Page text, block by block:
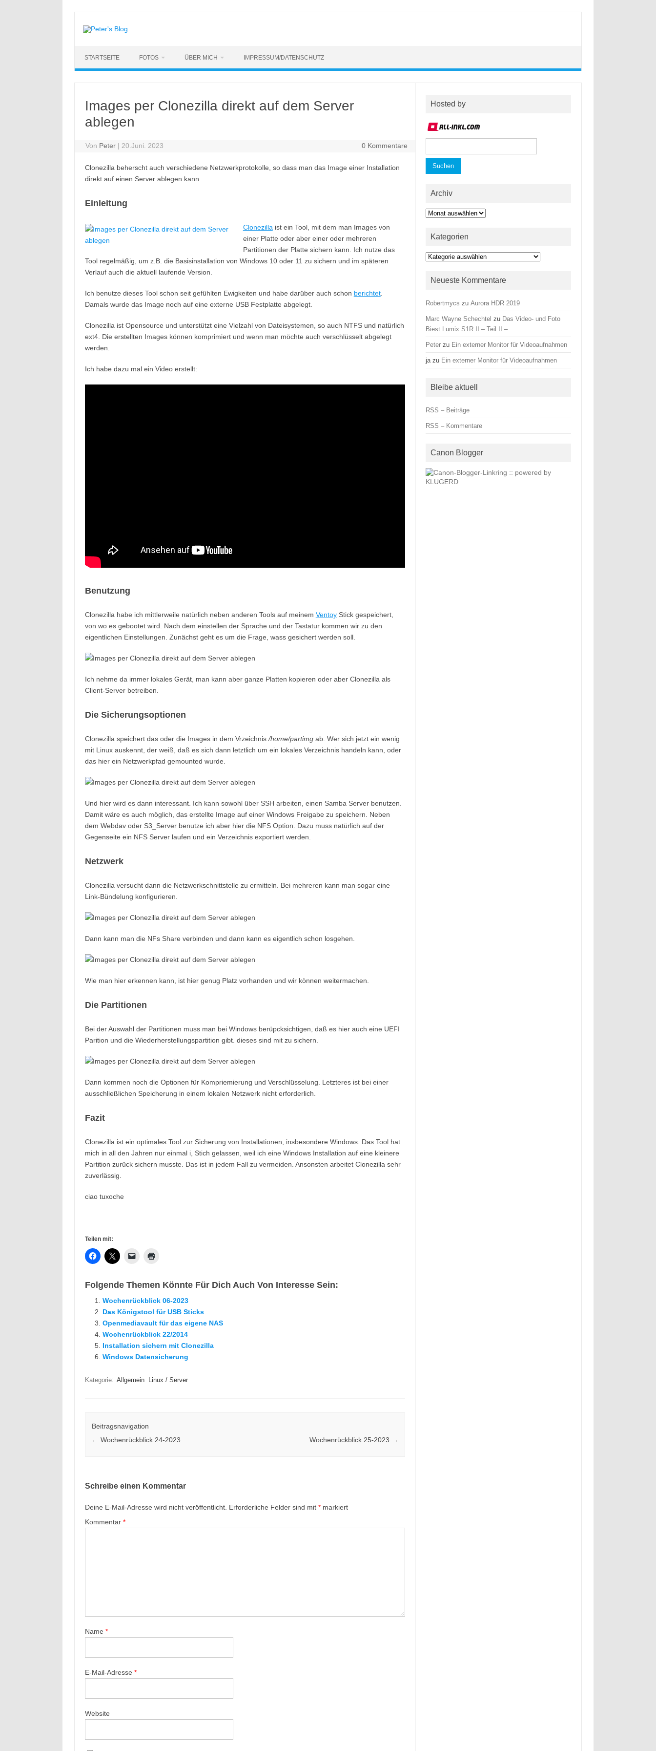
springen
STARTSEITE FOTOS ÜBER MICH IMPRESSUM/DATENSCHUTZ
Images per Clonezilla direkt auf dem Server
ablegen
Von Peter | 20.Juni. 2023 0 Kommentare
Clonezilla beherscht auch verschiedene Netzwerkprotokolle, so dass man das Image einer Installation
direkt auf einen Server ablegen kann.
Einleitung
Clonezilla ist ein Tool, mit dem man Images von
einer Platte oder aber einer oder mehreren
Partitionen der Platte sichern kann. Ich nutze das
Tool regelmäßig, um z.B. die Basisinstallation von Windows 10 oder 11 zu sichern und im späteren
Verlauf auch die aktuell laufende Version.
Ich benutze dieses Tool schon seit gefühlten Ewigkeiten und habe darüber auch schon berichtet.
Damals wurde das Image noch auf eine externe USB Festplatte abgelegt.
Clonezilla ist Opensource und unterstützt eine Vielzahl von Dateisystemen, so auch NTFS und natürlich
ext4. Die erstellten Images können komprimiert und wenn man möchte auch verschlüsselt abgelegt
werden.
Ich habe dazu mal ein Video erstellt:
Benutzung
Clonezilla habe ich mittlerweile natürlich neben anderen Tools auf meinem VentoyStick gespeichert,
von wo es gebootet wird. Nach dem einstellen der Sprache und der Tastatur kommen wir zu den
eigentlichen Einstellungen. Zunächst geht es um die Frage, wass gesichert werden soll.
Ich nehme da immer lokales Gerät, man kann aber ganze Platten kopieren oder aber Clonezilla als
Client-Server betreiben.
Die Sicherungsoptionen
Clonezilla speichert das oder die Images in dem Vrzeichnis /home/partimgab. Wer sich jetzt ein wenig
mit Linux auskennt, der weiß, daß es sich dann letztlich um ein lokales Verzeichnis handeln kann, oder
das hier ein Netzwerkpfad gemounted wurde.
Und hier wird es dann interessant. Ich kann sowohl über SSH arbeiten, einen Samba Server benutzen.
Damit wäre es auch möglich, das erstellte Image auf einer Windows Freigabe zu speichern. Neben
dem Webdav oder S3_Server benutze ich aber hier die NFS Option. Dazu muss natürlich auf der
Gegenseite ein NFS Server laufen und ein Verzeichnis exportiert werden.
Netzwerk
Clonezilla versucht dann die Netzwerkschnittstelle zu ermitteln. Bei mehreren kann man sogar eine
Link-Bündelung konfigurieren.
Dann kann man die NFs Share verbinden und dann kann es eigentlich schon losgehen.
Wie man hier erkennen kann, ist hier genug Platz vorhanden und wir können weitermachen.
Die Partitionen
Bei der Auswahl der Partitionen muss man bei Windows berüpcksichtigen, daß es hier auch eine UEFI
Parition und die Wiederherstellungspartition gibt. dieses sind mit zu sichern.
Dann kommen noch die Optionen für Kompriemierung und Verschlüsselung. Letzteres ist bei einer
ausschließlichen Speicherung in einem lokalen Netzwerk nicht erforderlich.
Fazit
Clonezilla ist ein optimales Tool zur Sicherung von Installationen, insbesondere Windows. Das Tool hat
mich in all den Jahren nur einmal i, Stich gelassen, weil ich eine Windows Installation auf eine kleinere
Partition zurück sichern musste. Das ist in jedem Fall zu vermeiden. Ansonsten arbeitet Clonezilla sehr
zuverlässig.
ciao tuxoche
Teilen mit:
Folgende Themen Könnte Für Dich Auch Von Interesse Sein:
Wochenrückblick 06-2023
Das Königstool für USB Sticks
Openmediavault für das eigene NAS
Wochenrückblick 22/2014
Installation sichern mit Clonezilla
Windows Datensicherung
Kategorie: Allgemein Linux / Server
Beitragsnavigation
← Wochenrückblick 24-2023 Wochenrückblick 25-2023 →
Schreibe einen Kommentar
Deine E-Mail-Adresse wird nicht veröffentlicht. Erforderliche Felder sind mit *markiert
Kommentar *
Name *
E-Mail-Adresse *
Website
Hosted by
nach:
Archiv
Archiv
Kategorien
Kategorien
Neueste Kommentare
Robertmycs zuAurora HDR 2019
Marc Wayne Schechtel zu Das Video- und Foto
Biest Lumix S1R II – Teil II –
Peter zu Ein externer Monitor für Videoaufnahmen
jazu Ein externer Monitor für Videoaufnahmen
Bleibe aktuell
RSS – Beiträge
RSS – Kommentare
Canon Blogger